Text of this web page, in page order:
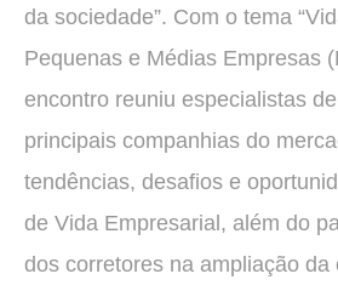
da sociedade”. Com o tema
Pequenas e Médias Empresas
encontro reuniu especialistas
principais companhias do
tendências, desafios e
de Vida Empresarial, além do
dos corretores na ampliação da